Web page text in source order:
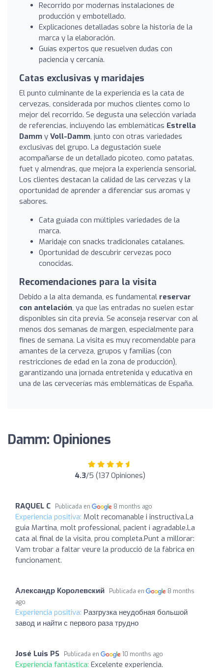
Recorrido por modernas instalaciones de
producción y embotellado.
Explicaciones detalladas sobre la historia de la
marca y la elaboración.
Guías expertos que resuelven dudas con
paciencia y cercanía.
Catas exclusivas y maridajes
El punto culminante de la experiencia es la cata de
cervezas, considerada por muchos clientes como lo
mejor del recorrido. Se degusta una selección variada
de referencias, incluyendo las emblemáticas Estrella
Damm y Voll-Damm, junto con otras variedades
exclusivas del grupo. La degustación suele
acompañarse de un detallado picoteo, como patatas,
fuet y almendras, que mejora la experiencia sensorial.
Los clientes destacan la calidad de las cervezas y la
oportunidad de aprender a diferenciar sus aromas y
sabores.
Cata guiada con múltiples variedades de la
marca.
Maridaje con snacks tradicionales catalanes.
Oportunidad de descubrir cervezas poco
conocidas.
Recomendaciones para la visita
Debido a la alta demanda, es fundamental reservar
con antelación, ya que las entradas no suelen estar
disponibles sin cita previa. Se aconseja reservar con al
menos dos semanas de margen, especialmente para
fines de semana. La visita es muy recomendable para
amantes de la cerveza, grupos y familias (con
restricciones de edad en la zona de producción),
garantizando una jornada entretenida y educativa en
una de las cervecerías más emblemáticas de España.
Damm: Opiniones
4.3/5 (137 Opiniones)
RAQUEL C Publicada en 8 months ago
Experiencia positiva: Molt recomanable i instructiva. ​La
guia Martina, molt professional, pacient i agradable. ​La
cata al final de la visita, prou completa. ​Punt a millorar:
Vam trobar a faltar veure la producció de la fàbrica en
funcionament.
Александр Королевский Publicada en
8 months
ago
Experiencia positiva: Разгрузка неудобная большой
завод и найти с первого раза трудно
José Luis PS Publicada en 10 months ago
Experiencia fantástica: Excelente experiencia.